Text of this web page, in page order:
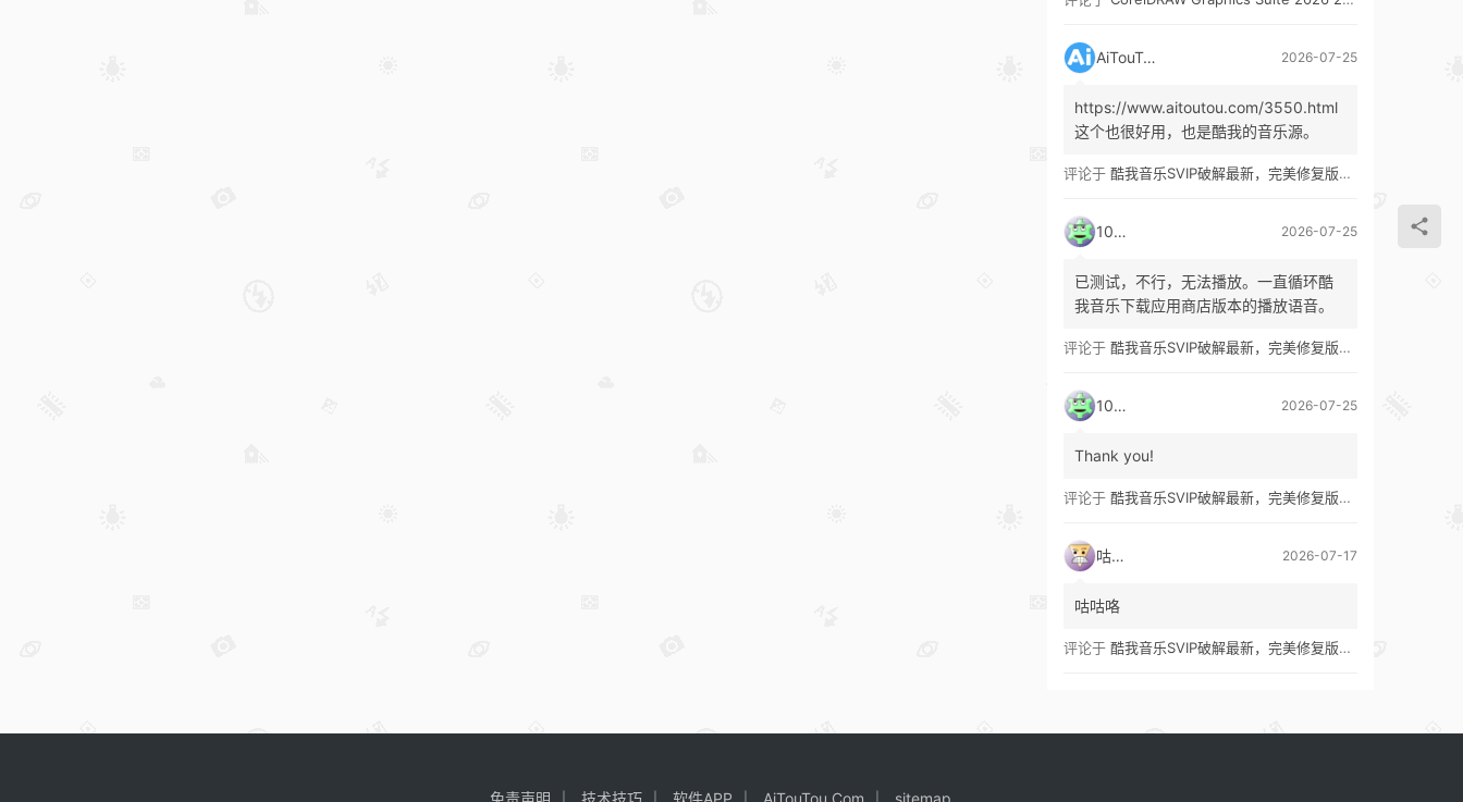
AiTouTou 2026-07-25
https://www.aitoutou.com/3550.html
这个也很好用，也是酷我的音乐源。
评论于 酷我音乐SVIP破解最新，完美修复版！支持安卓+车机+pc版！
1035 2026-07-25
已测试，不行，无法播放。一直循环酷
我音乐下载应用商店版本的播放语音。
评论于 酷我音乐SVIP破解最新，完美修复版！支持安卓+车机+pc版！
1035 2026-07-25
Thank you!
评论于 酷我音乐SVIP破解最新，完美修复版！支持安卓+车机+pc版！
咕咕咯 2026-07-17
咕咕咯
评论于 酷我音乐SVIP破解最新，完美修复版！支持安卓+车机+pc版！
免责声明 技术技巧 软件APP AiTouTou.Com sitemap